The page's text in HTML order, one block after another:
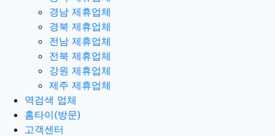
경남 제휴업체
경북 제휴업체
전남 제휴업체
전북 제휴업체
강원 제휴업체
제주 제휴업체
역검색 업체
홈타이(방문)
고객센터